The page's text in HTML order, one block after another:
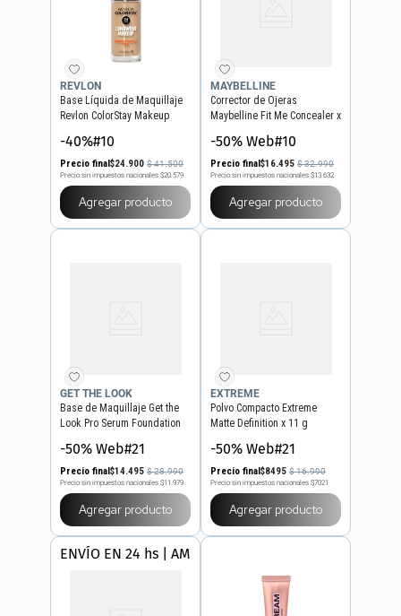
REVLON
Base Líquida de Maquillaje
Revlon ColorStay Makeup
x 30 ml
-40%#10
Precio final$24.900 $41.500
Precio sin impuestos nacionales $20.579
Agregar producto
MAYBELLINE
Corrector de Ojeras
Maybelline Fit Me Concealer x
-50% Web#10
Precio final$16.495 $32.990
Precio sin impuestos nacionales $13.632
Agregar producto
GET THE LOOK
Base de Maquillaje Get the
Look Pro Serum Foundation
-50% Web#21
Precio final$14.495 $28.990
Precio sin impuestos nacionales $11.979
Agregar producto
EXTREME
Polvo Compacto Extreme
Matte Definition x 11 g
-50% Web#21
Precio final$8495 $16.990
Precio sin impuestos nacionales $7021
Agregar producto
ENVÍO EN 24 hs | AMBA